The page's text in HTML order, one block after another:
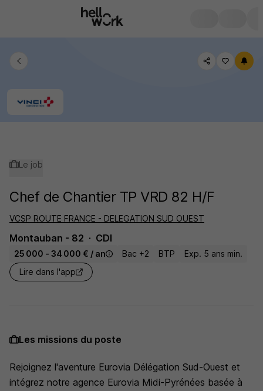
Le job
Chef de Chantier TP VRD 82 H/F
VCSP ROUTE FRANCE - DELEGATION SUD OUEST
Montauban - 82 CDI
25 000 - 34 000 € / an Bac +2 BTP
Exp. 5 ans min.
Lire dans l'app
Les missions du poste
Rejoignez l'aventure Eurovia Délégation Sud-Ouest et
intégrez notre agence Eurovia Midi-Pyrénées basée à